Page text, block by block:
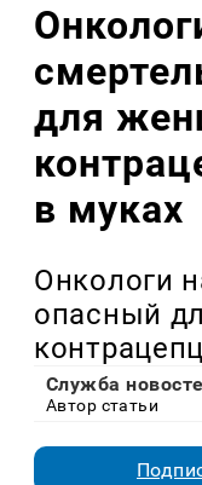
для
в муках
Онкологи
опасный
Служба
Автор статьи